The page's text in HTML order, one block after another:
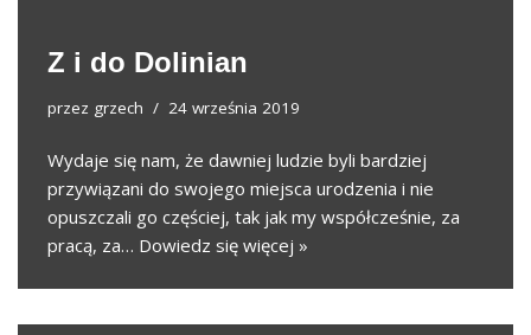
Z i do Dolinian
przez grzech 24 września 2019
Wydaje się nam, że dawniej ludzie byli bardziej
przywiązani do swojego miejsca urodzenia i nie
opuszczali go częściej, tak jak my współcześnie, za
pracą, za… Dowiedz się więcej »